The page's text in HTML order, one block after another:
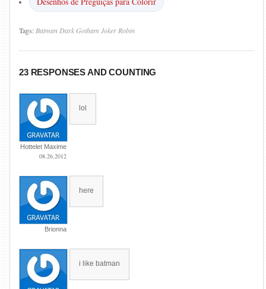
Tags: Batman DarkGotham Joker Robin
23 RESPONSES AND COUNTING
Hottelet Maxime
08.26.2012
lol
Brionna
here
i like batman